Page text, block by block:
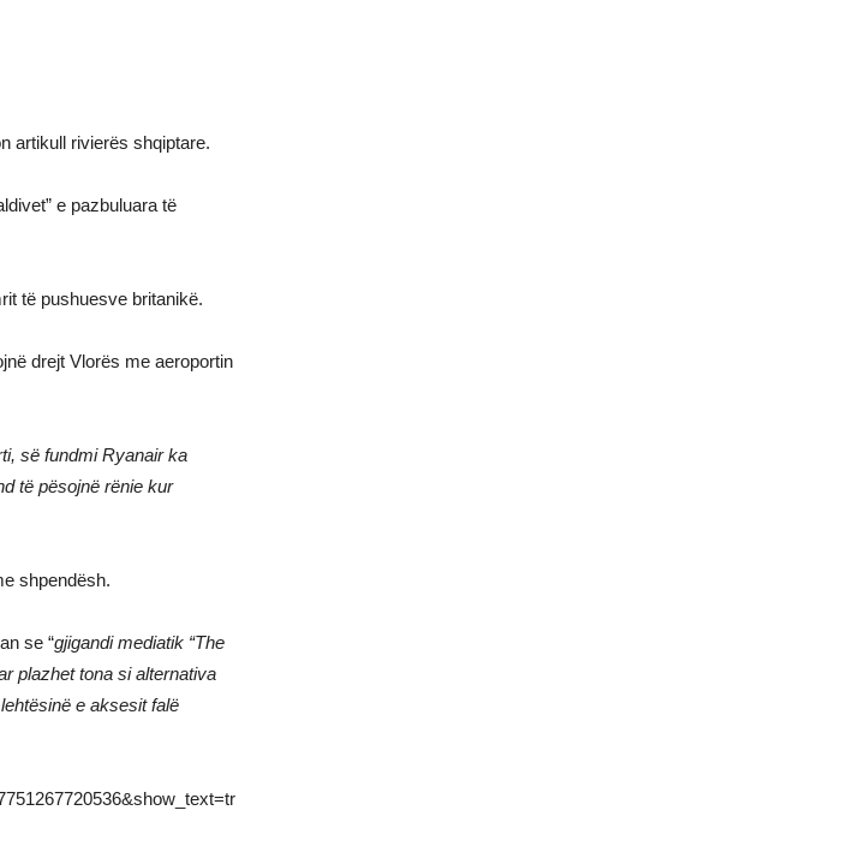
artikull rivierës shqiptare.
e pazbuluara të
të pushuesve britanikë.
drejt Vlorës me aeroportin
së fundmi Ryanair ka
të pësojnë rënie kur
shpendësh.
se “gjigandi mediatik “The
plazhet tona si alternativa
e aksesit falë